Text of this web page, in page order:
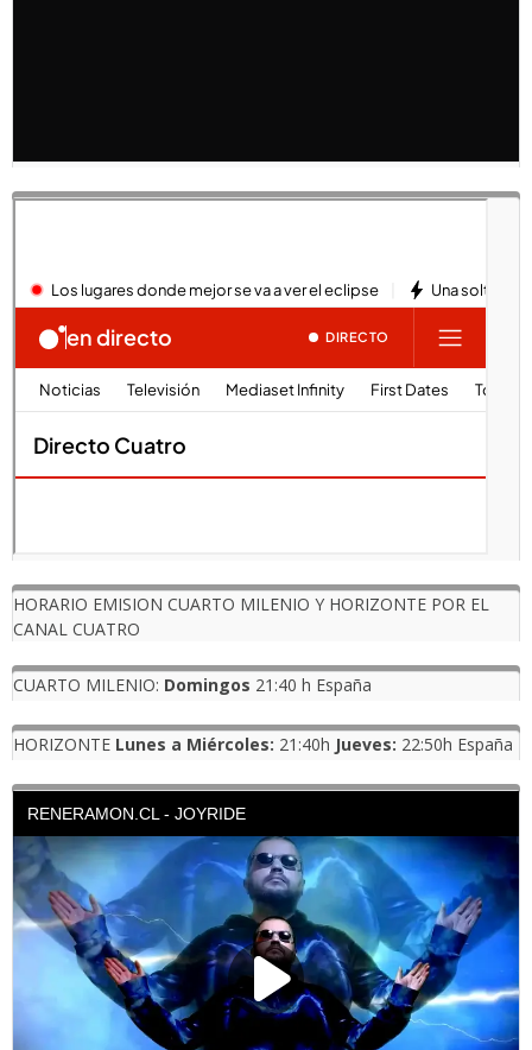
HORARIO EMISION CUARTO MILENIO Y HORIZONTE POR EL
CANAL CUATRO
CUARTO MILENIO: Domingos 21:40 h España
HORIZONTE Lunes a Miércoles: 21:40h Jueves: 22:50h España